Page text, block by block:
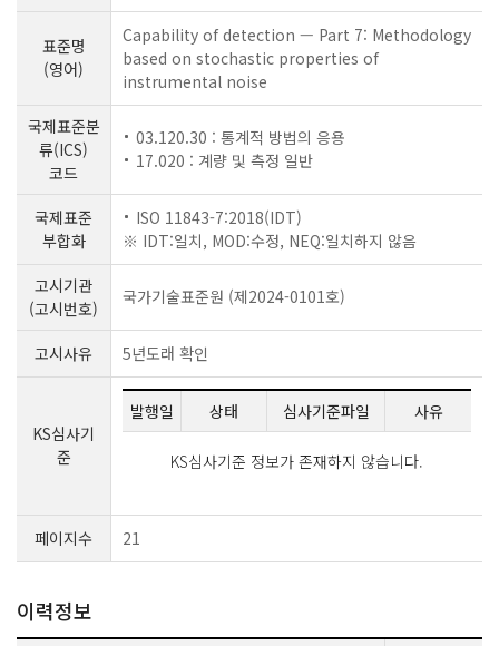
표준명
(영어)
Capability of detection — Part 7: Methodology
based on stochastic properties of
instrumental noise
국제표준분
류(ICS)
코드
03.120.30 : 통계적 방법의 응용
17.020 : 계량 및 측정 일반
국제표준
부합화
ISO 11843-7:2018(IDT)
※ IDT:일치, MOD:수정, NEQ:일치하지 않음
고시기관
(고시번호)
국가기술표준원 (제2024-0101호)
고시사유 5년도래 확인
KS심사기
준
발행일 상태 심사기준파일 사유
KS심사기준 정보가 존재하지 않습니다.
페이지수 21
이력정보